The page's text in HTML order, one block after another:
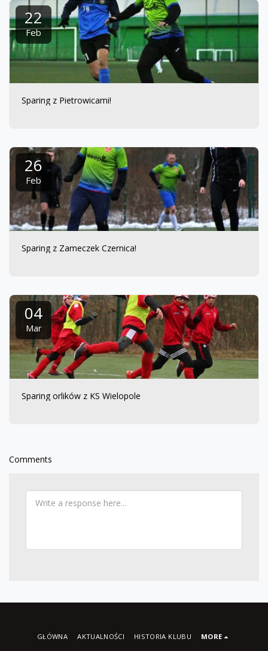
22
Feb
Sparing z Pietrowicami!
26
Feb
Sparing z Zameczek Czernica!
04
Mar
Sparing orlików z KS Wielopole
Comments
GŁÓWNA AKTUALNOŚCI HISTORIA KLUBU MORE